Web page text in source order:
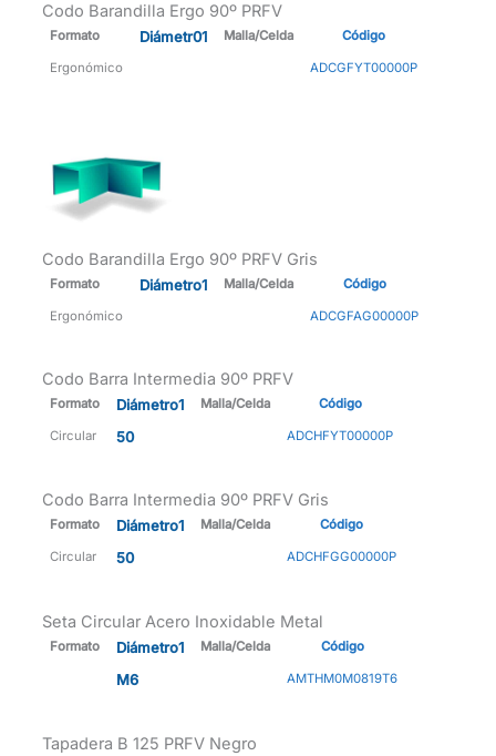
Codo Barandilla Ergo 90º PRFV
Formato Diámetr01 Malla/Celda Código
Ergonómico ADCGFYT00000P
Codo Barandilla Ergo 90º PRFV Gris
Formato Diámetro1 Malla/Celda Código
Ergonómico ADCGFAG00000P
Codo Barra Intermedia 90º PRFV
Formato Diámetro1 Malla/Celda Código
Circular 50 ADCHFYT00000P
Codo Barra Intermedia 90º PRFV Gris
Formato Diámetro1 Malla/Celda Código
Circular 50 ADCHFGG00000P
Seta Circular Acero Inoxidable Metal
Formato Diámetro1 Malla/Celda Código
M6 AMTHM0M0819T6
Tapadera B 125 PRFV Negro